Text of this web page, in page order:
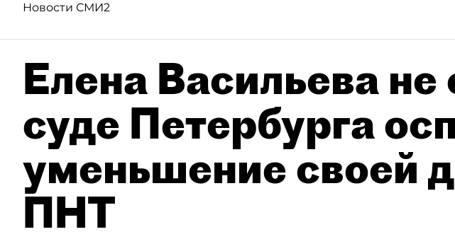
Новости СМИ2
Елена Васильева не
суде Петербурга
уменьшение своей
ПНТ